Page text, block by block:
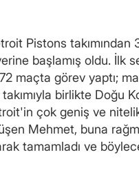
Pistons
başlamış oldu. İlk
maçta görev yaptı;
birlikte Doğu
çok geniş ve
Mehmet, buna
tamamladı ve